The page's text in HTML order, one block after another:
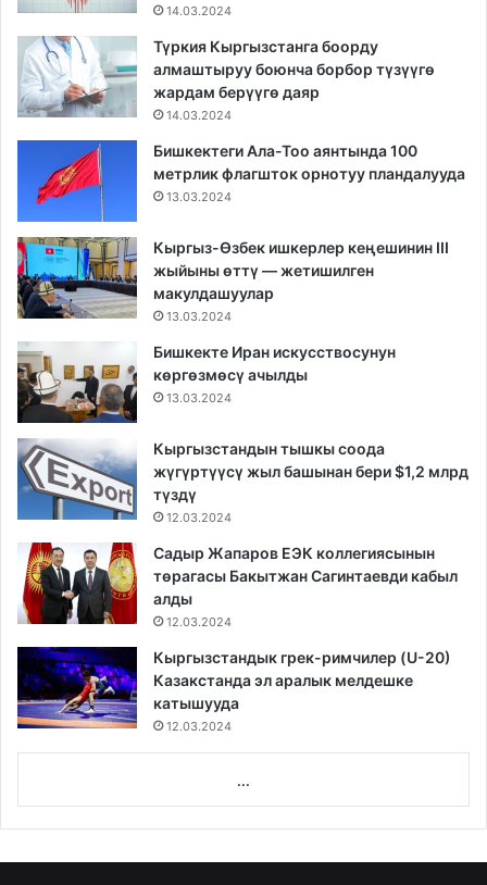
14.03.2024
Түркия Кыргызстанга боорду
алмаштыруу боюнча борбор түзүүгө
жардам берүүгө даяр
14.03.2024
Бишкектеги Ала-Тоо аянтында 100
метрлик флагшток орнотуу пландалууда
13.03.2024
Кыргыз-Өзбек ишкерлер кеңешинин III
жыйыны өттү — жетишилген
макулдашуулар
13.03.2024
Бишкекте Иран искусствосунун
көргөзмөсү ачылды
13.03.2024
Кыргызстандын тышкы соода
жүгүртүүсү жыл башынан бери $1,2 млрд
түздү
12.03.2024
Садыр Жапаров ЕЭК коллегиясынын
төрагасы Бакытжан Сагинтаевди кабыл
алды
12.03.2024
Кыргызстандык грек-римчилер (U-20)
Казакстанда эл аралык мелдешке
катышууда
12.03.2024
...